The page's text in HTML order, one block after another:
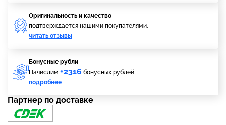
Оригинальность и качество
подтверждается нашими покупателями,
читать отзывы
Бонусные рубли
Начислим +2316 бонусных рублей
подробнее
Партнер по доставке